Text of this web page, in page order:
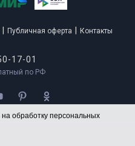
обработку персональных
Публичная оферта Контакты
17-01
по РФ